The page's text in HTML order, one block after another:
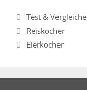
Kategorien
Test & Vergleiche
Reiskocher
Eierkocher